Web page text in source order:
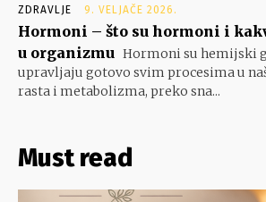
ZDRAVLJE 9. VELJAČE 2026.
Hormoni – što su hormoni i
u organizmu Hormoni su hemijski
upravljaju gotovo svim procesima u
rasta i metabolizma, preko sna...
Must read